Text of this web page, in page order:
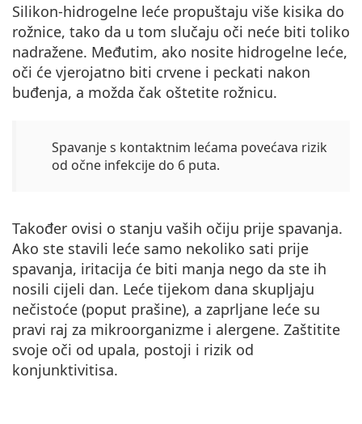
Silikon-hidrogelne leće propuštaju više kisika do
rožnice, tako da u tom slučaju oči neće biti toliko
nadražene. Međutim, ako nosite hidrogelne leće,
oči će vjerojatno biti crvene i peckati nakon
buđenja, a možda čak oštetite rožnicu.
Spavanje s kontaktnim lećama povećava rizik
od očne infekcije do 6 puta.
Također ovisi o stanju vaših očiju prije spavanja.
Ako ste stavili leće samo nekoliko sati prije
spavanja, iritacija će biti manja nego da ste ih
nosili cijeli dan. Leće tijekom dana skupljaju
nečistoće (poput prašine), a zaprljane leće su
pravi raj za mikroorganizme i alergene. Zaštitite
svoje oči od upala, postoji i rizik od
konjunktivitisa.